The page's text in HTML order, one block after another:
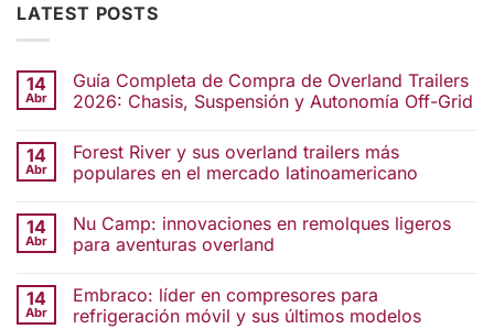
LATEST POSTS
14
Abr
Guía Completa de Compra de Overland Trailers
2026: Chasis, Suspensión y Autonomía Off-Grid
14
Abr
Forest River y sus overland trailers más
populares en el mercado latinoamericano
14
Abr
Nu Camp: innovaciones en remolques ligeros
para aventuras overland
14
Abr
Embraco: líder en compresores para
refrigeración móvil y sus últimos modelos